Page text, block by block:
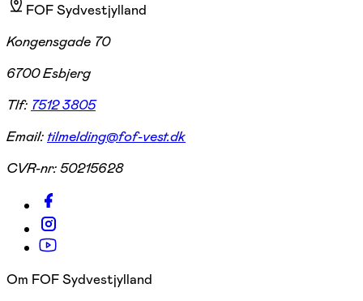
FOF Sydvestjylland
Kongensgade 70
6700 Esbjerg
Tlf: 7512 3805
Email:tilmelding@fof-vest.dk
CVR-nr:50215628
Om FOF Sydvestjylland